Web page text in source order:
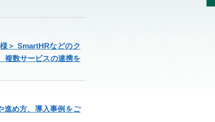
＞ SmartHRなどのク
複数サービスの連携を
進め方、導入事例をご